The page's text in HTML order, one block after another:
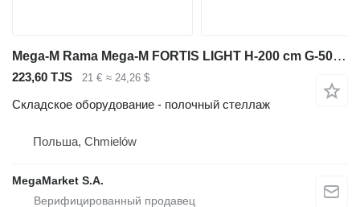
Mega-M Rama Mega-M FORTIS LIGHT H-200 cm G-50 cm półkowa niebieska
223,60 TJS 21 € ≈ 24,26 $
Складское оборудование - полочный стеллаж
Польша, Chmielów
MegaMarket S.A.